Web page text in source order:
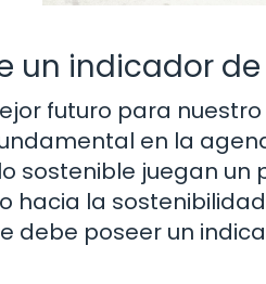
un indicador
futuro para
en la
sostenible juegan
hacia la
debe poseer un